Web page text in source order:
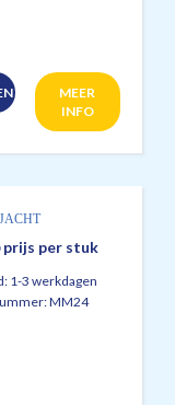
MEER
INFO
prijs per stuk
1-3 werkdagen
MM24